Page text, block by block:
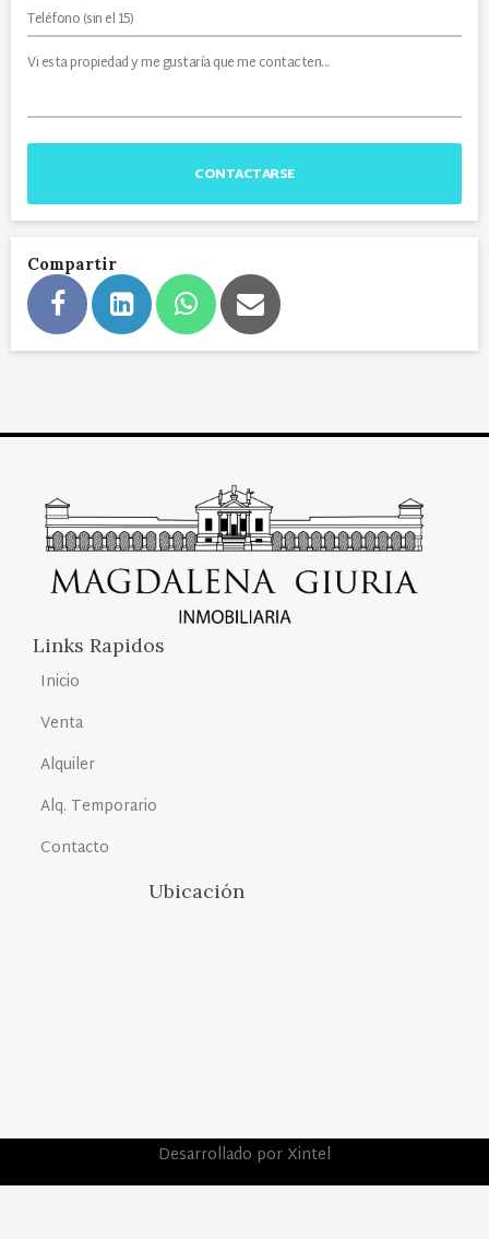
CONTACTARSE
Compartir
Links Rapidos
Inicio
Venta
Alquiler
Alq. Temporario
Contacto
Ubicación
Desarrollado por Xintel